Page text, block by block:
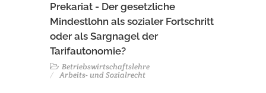
Prekariat - Der gesetzliche
Mindestlohn als sozialer Fortschritt
oder als Sargnagel der
Tarifautonomie?
Betriebswirtschaftslehre
Arbeits- und Sozialrecht